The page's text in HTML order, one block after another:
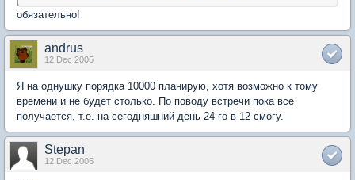
обязательно!
andrus
12 Dec 2005
Я на однушку порядка 10000 планирую, хотя возможно к тому
времени и не будет столько. По поводу встречи пока все
получается, т.е. на сегодняшний день 24-го в 12 смогу.
Stepan
12 Dec 2005